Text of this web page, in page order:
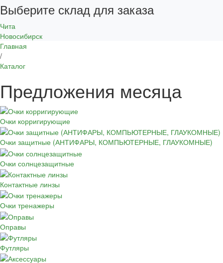
Выберите склад для заказа
Чита
Новосибирск
Главная
/
Каталог
Предложения месяца
Очки корригирующие
Очки защитные (АНТИФАРЫ, КОМПЬЮТЕРНЫЕ, ГЛАУКОМНЫЕ)
Очки солнцезащитные
Контактные линзы
Очки тренажеры
Оправы
Футляры